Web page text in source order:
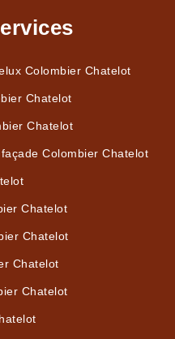
Colombier Chatelot
Chatelot
Chatelot
Colombier Chatelot
Chatelot
Chatelot
Chatelot
Chatelot